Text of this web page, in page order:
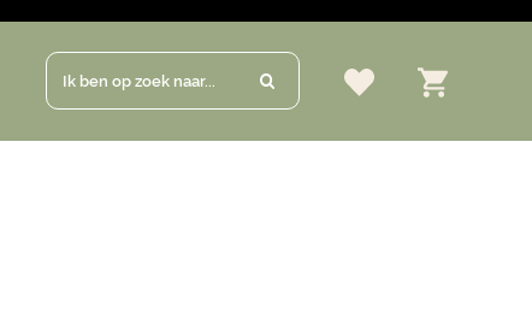
Ik ben op zoek naar...